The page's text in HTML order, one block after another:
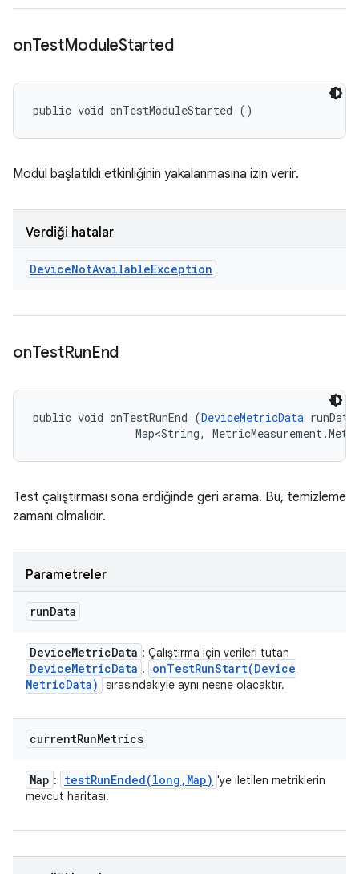
onTestModuleStarted
public void onTestModuleStarted ()
Modül başlatıldı etkinliğinin yakalanmasına izin verir.
Verdiği hatalar
DeviceNotAvailableException
onTestRunEnd
public void onTestRunEnd (DeviceMetricData
Map<String,
Test çalıştırması sona erdiğinde geri arama. Bu, temizleme
zamanı olmalıdır.
Parametreler
runData
DeviceMetricData : Çalıştırma için verileri tutan
DeviceMetricData . onTestRunStart(Device
MetricData) sırasındakiyle aynı nesne olacaktır.
currentRunMetrics
Map : testRunEnded(long , Map) 'ye iletilen metriklerin
mevcut haritası.